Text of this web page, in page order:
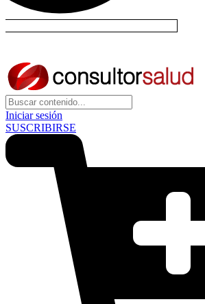
Iniciar sesión
SUSCRIBIRSE